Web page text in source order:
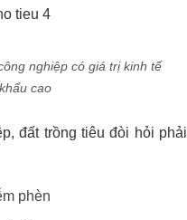
nghiệp có giá trị kinh tế
cao
đất trồng tiêu đòi hỏi phải
phèn